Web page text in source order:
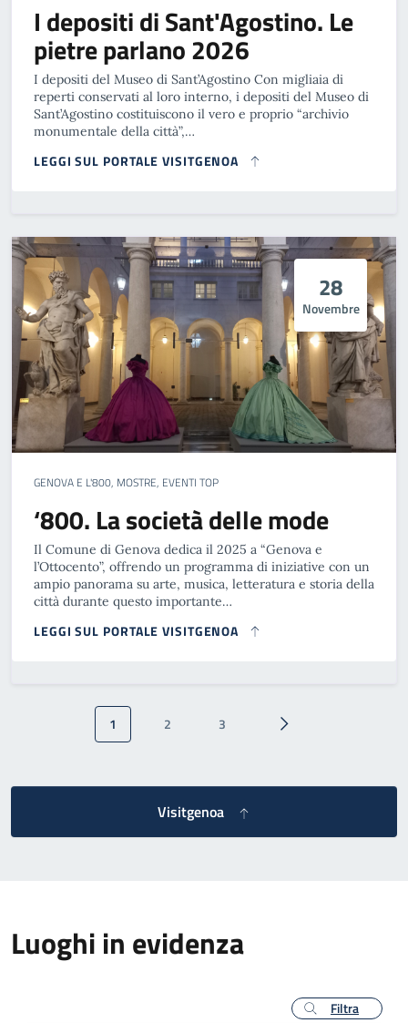
I depositi di Sant'Agostino. Le
pietre parlano 2026
I depositi del Museo di Sant’Agostino Con migliaia di
reperti conservati al loro interno, i depositi del Museo di
Sant’Agostino costituiscono il vero e proprio “archivio
monumentale della città”,…
LEGGI SUL PORTALE VISITGENOA
28
Novembre
GENOVA E L'800, MOSTRE, EVENTI TOP
‘800. La società delle mode
Il Comune di Genova dedica il 2025 a “Genova e
l’Ottocento”, offrendo un programma di iniziative con un
ampio panorama su arte, musica, letteratura e storia della
città durante questo importante…
LEGGI SUL PORTALE VISITGENOA
Paginazione
Pagina attuale
1 Pagina
2 Pagina
3 Pagina successiva
Visitgenoa
Luoghi in evidenza
Filtra